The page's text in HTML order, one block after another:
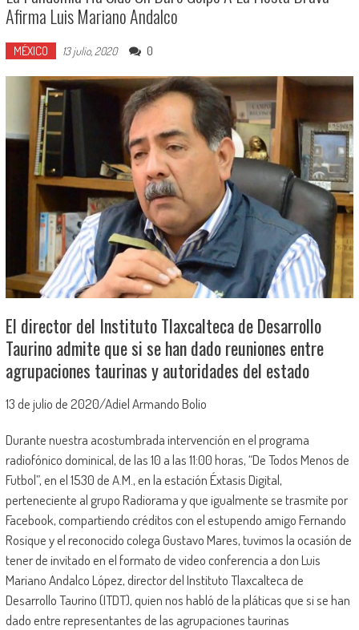
Afirma Luis Mariano Andalco
MÉXICO 13 julio, 2020 0
El director del Instituto Tlaxcalteca de Desarrollo
Taurino admite que si se han dado reuniones entre
agrupaciones taurinas y autoridades del estado
13 de julio de 2020/Adiel Armando Bolio
Durante nuestra acostumbrada intervención en el programa
radiofónico dominical, de las 10 a las 11:00 horas, “De Todos Menos de
Futbol”, en el 1530 de A.M., en la estación Éxtasis Digital,
perteneciente al grupo Radiorama y que igualmente se trasmite por
Facebook, compartiendo créditos con el estupendo amigo Fernando
Rosique y el reconocido colega Gustavo Mares, tuvimos la ocasión de
tener de invitado en el formato de video conferencia a don Luis
Mariano Andalco López, director del Instituto Tlaxcalteca de
Desarrollo Taurino (ITDT), quien nos habló de la pláticas que si se han
dado entre representantes de las agrupaciones taurinas